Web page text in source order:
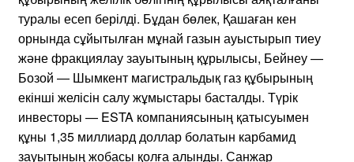
туралы есеп берілді. Бұдан бөлек, Қашаған кен
орнында сұйытылған мұнай газын ауыстырып тиеу
және фракциялау зауытының құрылысы, Бейнеу —
Бозой — Шымкент магистральдық газ құбырының
екінші желісін салу жұмыстары басталды. Түрік
инвесторы — ESTA компаниясының қатысуымен
құны 1,35 миллиард доллар болатын карбамид
зауытының жобасы қолға алынды. Санжар